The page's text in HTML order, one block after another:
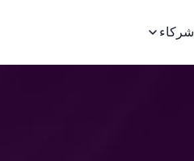
شركاء